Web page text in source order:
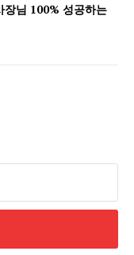
장님 100% 성공하는